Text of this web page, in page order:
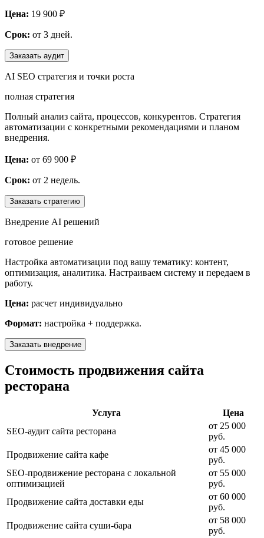
Цена: 19 900 ₽
Срок: от 3 дней.
Заказать аудит
AI SEO стратегия и точки роста
полная стратегия
Полный анализ сайта, процессов, конкурентов. Стратегия
автоматизации с конкретными рекомендациями и планом
внедрения.
Цена: от 69 900 ₽
Срок: от 2 недель.
Заказать стратегию
Внедрение AI решений
готовое решение
Настройка автоматизации под вашу тематику: контент,
оптимизация, аналитика. Настраиваем систему и передаем в
работу.
Цена: расчет индивидуально
Формат: настройка + поддержка.
Заказать внедрение
Стоимость продвижения сайта
ресторана
Услуга
Цена
SEO-аудит сайта ресторана
от 25 000
руб.
Продвижение сайта кафе
от 45 000
руб.
SEO-продвижение ресторана с локальной
оптимизацией
от 55 000
руб.
Продвижение сайта доставки еды
от 60 000
руб.
Продвижение сайта суши-бара
от 58 000
руб.